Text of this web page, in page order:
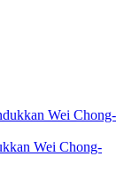
Wei Chong-